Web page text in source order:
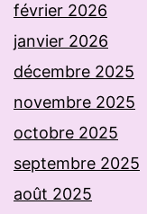
février 2026
janvier 2026
décembre 2025
novembre 2025
octobre 2025
septembre 2025
août 2025